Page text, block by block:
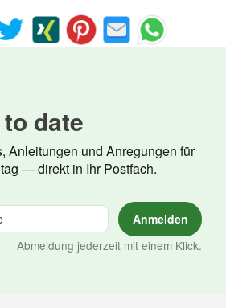
date
Anleitungen und Anregungen für
— direkt in Ihr Postfach.
Abmeldung jederzeit mit einem Klick.